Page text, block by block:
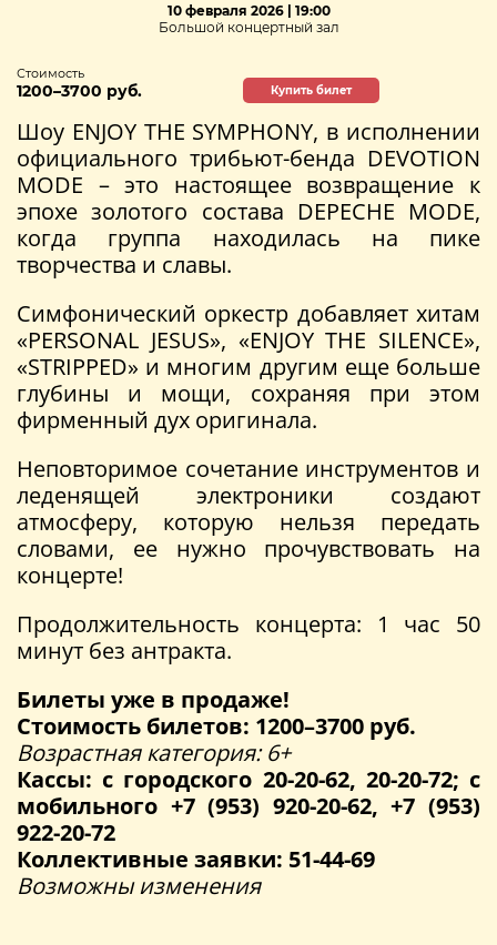
10 февраля 2026 | 19:00
Большой концертный зал
Стоимость
1200–3700 руб. Купить билет
Шоу ENJOY THE SYMPHONY, в исполнении
официального трибьют-бенда DEVOTION
MODE – это настоящее возвращение к
эпохе золотого состава DEPECHE MODE,
когда группа находилась на пике
творчества и славы.
Симфонический оркестр добавляет хитам
«PERSONAL JESUS», «ENJOY THE SILENCE»,
«STRIPPED» и многим другим еще больше
глубины и мощи, сохраняя при этом
фирменный дух оригинала.
Неповторимое сочетание инструментов и
леденящей электроники создают
атмосферу, которую нельзя передать
словами, ее нужно прочувствовать на
концерте!
Продолжительность концерта: 1 час 50
минут без антракта.
Билеты уже в продаже!
Стоимость билетов: 1200–3700 руб.
Возрастная категория: 6+
Кассы: с городского 20-20-62, 20-20-72; с
мобильного +7 (953) 920-20-62, +7 (953)
922-20-72
Коллективные заявки: 51-44-69
Возможны изменения